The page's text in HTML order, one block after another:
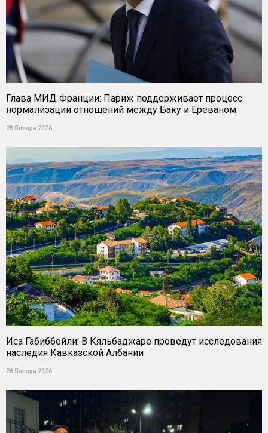
Глава МИД Франции: Париж поддерживает процесс
нормализации отношений между Баку и Ереваном
28 Января 2026
Иса Габиббейли: В Кяльбаджаре проведут исследования
наследия Кавказской Албании
28 Января 2026